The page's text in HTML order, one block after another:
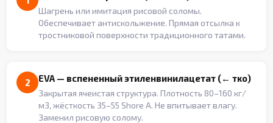
Шагрень или имитация рисовой соломы.
Обеспечивает антискольжение. Прямая отсылка к
тростниковой поверхности традиционного татами.
2 EVA — вспененный этиленвинилацетат (← тко)
Закрытая ячеистая структура. Плотность 80–160 кг/
м3, жёсткость 35–55 Shore A. Не впитывает влагу.
Заменил рисовую солому.